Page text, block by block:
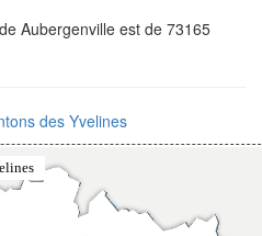
Aubergenville est de 73165
des Yvelines